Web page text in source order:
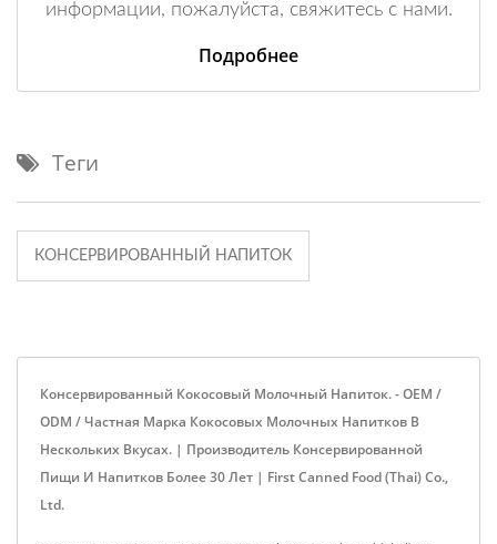
информации, пожалуйста, свяжитесь с нами.
Подробнее
Теги
КОНСЕРВИРОВАННЫЙ НАПИТОК
Консервированный Кокосовый Молочный Напиток. - OEM /
ODM / Частная Марка Кокосовых Молочных Напитков В
Нескольких Вкусах. | Производитель Консервированной
Пищи И Напитков Более 30 Лет | First Canned Food (Thai) Co.,
Ltd.